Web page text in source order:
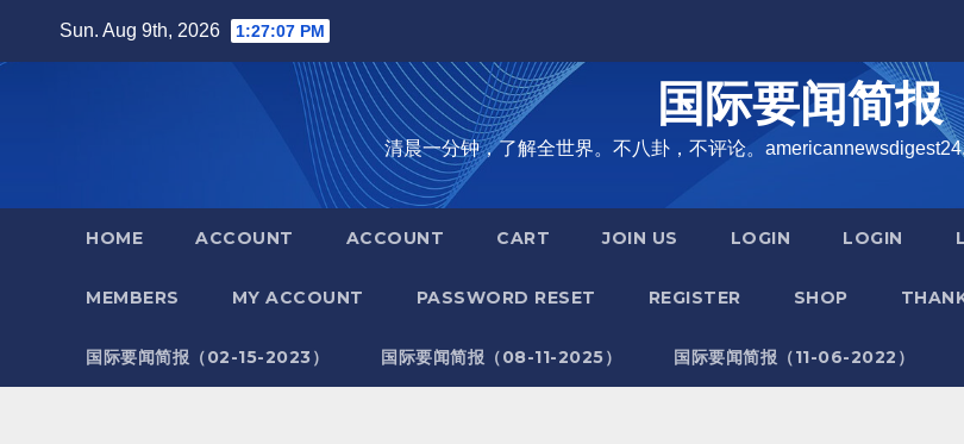
Sun. Aug 9th, 2026 1:27:08 PM
国际要闻简报
清晨一分钟，了解全世界。不八卦，不评论。
HOME ACCOUNT ACCOUNT CART JOIN US LOGIN LOGIN
MEMBERS MY ACCOUNT PASSWORD RESET REGISTER SHOP
国际要闻简报（02-15-2023） 国际要闻简报（08-11-2025） 国际要闻简报（11-06-2022）